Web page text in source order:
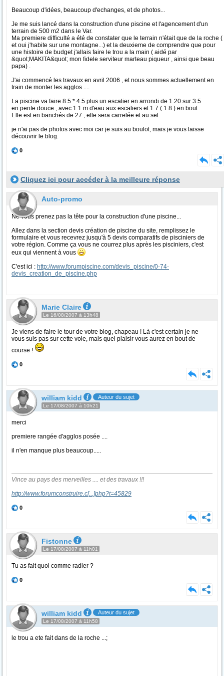
Beaucoup d'idées, beaucoup d'echanges, et de photos...
Je me suis lancé dans la construction d'une piscine et l'agencement d'un
terrain de 500 m2 dans le Var.
Ma premiere difficulté a été de constater que le terrain n'était que de la roche (
et oui j'habite sur une montagne...) et la deuxieme de comprendre que pour
une histoire de budget j'allais faire le trou a la main ( aidé par
&quot;MAKITA&quot; mon fidele serviteur marteau piqueur , ainsi que beau
papa) .
J'ai commencé les travaux en avril 2006 , et nous sommes actuellement en
train de monter les agglos ....
La piscine va faire 8.5 * 4.5 plus un escalier en arrondi de 1.20 sur 3.5
en pente douce , avec 1.1 m d'eau aux escaliers et 1.7 ( 1.8 ) en bout .
Elle est en banchés de 27 , elle sera carrelée et au sel.
je n'ai pas de photos avec moi car je suis au boulot, mais je vous laisse
découvrir le blog.
0
Cliquez ici pour accéder à la meilleure réponse
Auto-promo
Ne vous prenez pas la tête pour la construction d'une piscine...
Allez dans la section devis création de piscine du site, remplissez le
formulaire et vous recevrez jusqu'à 5 devis comparatifs de pisciniers de
votre région. Comme ça vous ne courrez plus après les pisciniers, c'est
eux qui viennent à vous
C'est ici : http://www.forumpiscine.com/devis_piscine/0-74-
devis_creation_de_piscine.php
Marie Claire
Le 16/08/2007 à 13h48
Je viens de faire le tour de votre blog, chapeau ! Là c'est certain je ne
vous suis pas sur cette voie, mais quel plaisir vous aurez en bout de
course !
0
william kidd Auteur du sujet
Le 17/08/2007 à 10h21
merci
premiere rangée d'agglos posée ....
il n'en manque plus beaucoup.....
Vince au pays des merveilles .... et des travaux !!!
http://www.forumconstruire.c[...]php?t=45829
0
Fistonne
Le 17/08/2007 à 11h01
Tu as fait quoi comme radier ?
0
william kidd Auteur du sujet
Le 17/08/2007 à 11h58
le trou a ete fait dans de la roche ...;